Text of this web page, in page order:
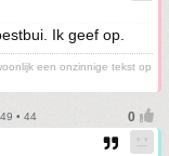
Ik geef op.
een onzinnige tekst op
• 44